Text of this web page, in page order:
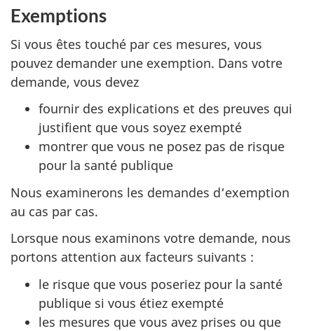
Exemptions
Si vous êtes touché par ces mesures, vous
pouvez demander une exemption. Dans votre
demande, vous devez
fournir des explications et des preuves qui
justifient que vous soyez exempté
montrer que vous ne posez pas de risque
pour la santé publique
Nous examinerons les demandes d‘exemption
au cas par cas.
Lorsque nous examinons votre demande, nous
portons attention aux facteurs suivants :
le risque que vous poseriez pour la santé
publique si vous étiez exempté
les mesures que vous avez prises ou que